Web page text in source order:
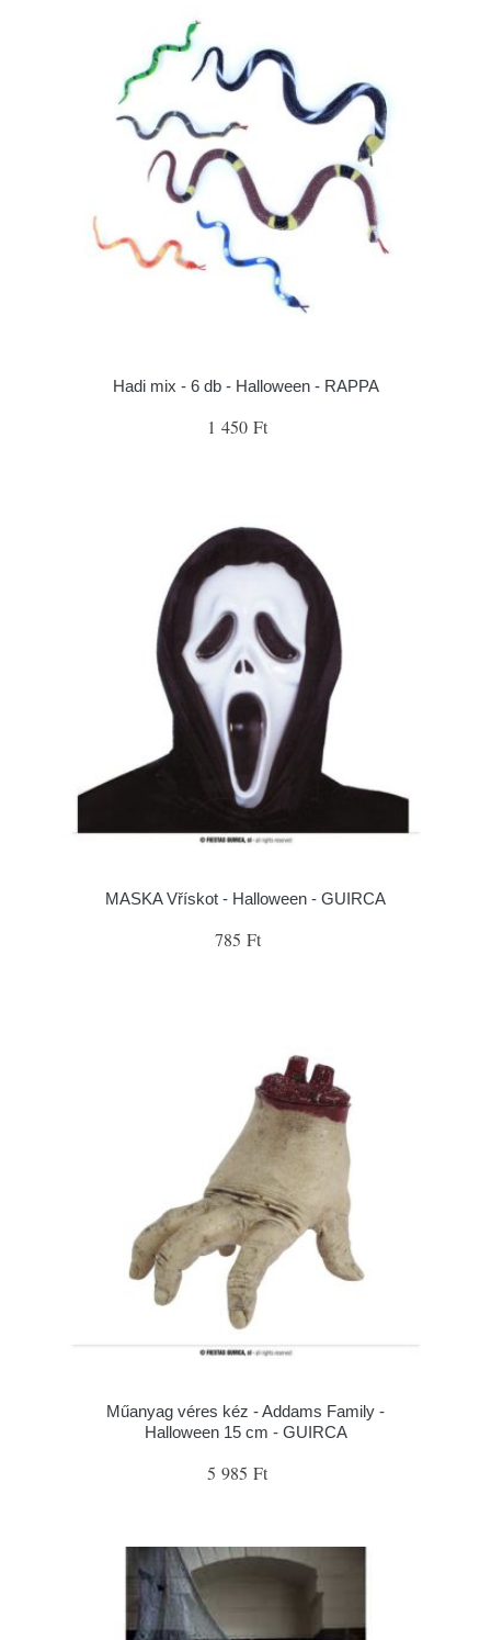
Hadi mix - 6 db - Halloween - RAPPA
1 450 Ft
MASKA Vřískot - Halloween - GUIRCA
785 Ft
Műanyag véres kéz - Addams Family -
Halloween 15 cm - GUIRCA
5 985 Ft